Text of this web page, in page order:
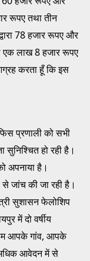
रूपए तथा तीन
78 हजार रूपए और
एक लाख 8 हजार रूपए
करता हूँ कि इस
प्रणाली को सभी
सुनिश्चित हो रही है।
अपनाया है।
से जांच की जा रही है।
सुशासन फेलोशिप
में दो वर्षीय
आपके गांव, आपके
आवेदन में से